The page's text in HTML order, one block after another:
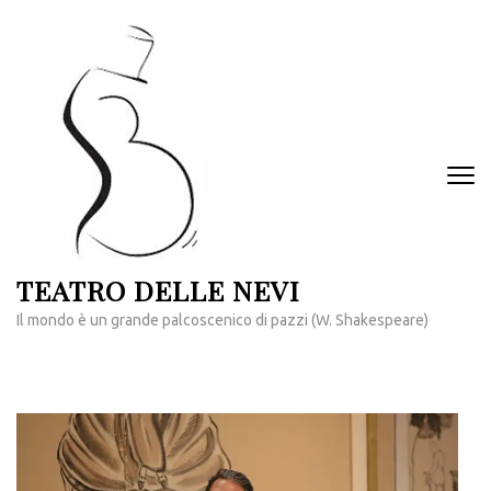
TEATRO DELLE NEVI
Il mondo è un grande palcoscenico di pazzi (W. Shakespeare)